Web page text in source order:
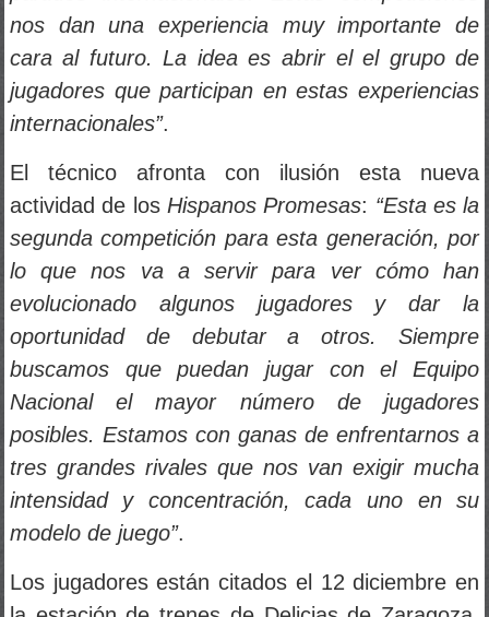
nos dan una experiencia muy importante de
cara al futuro. La idea es abrir el el grupo de
jugadores que participan en estas experiencias
internacionales”.
El técnico afronta con ilusión esta nueva
actividad de los Hispanos Promesas
“Esta es la
segunda competición para esta generación, por
lo que nos va a servir para ver cómo han
evolucionado algunos jugadores y dar la
oportunidad de debutar a otros. Siempre
buscamos que puedan jugar con el Equipo
Nacional el mayor número de jugadores
posibles. Estamos con ganas de enfrentarnos a
tres grandes rivales que nos van exigir mucha
intensidad y concentración, cada uno en su
modelo de juego”.
Los jugadores están citados el 12 diciembre en
la estación de trenes de Delicias de Zaragoza,